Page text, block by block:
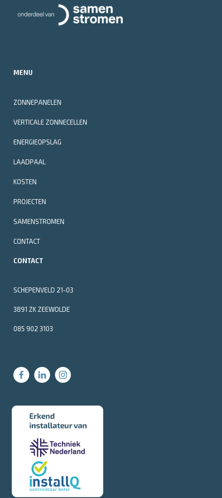
MENU
ZONNEPANELEN
VERTICALE ZONNECELLEN
ENERGIEOPSLAG
LAADPAAL
KOSTEN
PROJECTEN
SAMENSTROMEN
CONTACT
CONTACT
SCHEPENVELD 21-03
3891 ZK ZEEWOLDE
085 902 3103